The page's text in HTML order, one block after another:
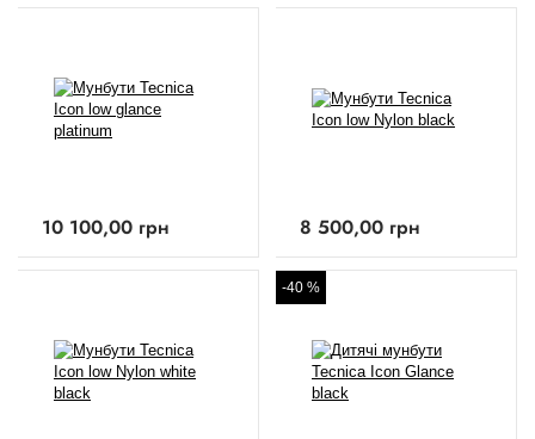
10 100,00 грн 8 500,00 грн
-40 %